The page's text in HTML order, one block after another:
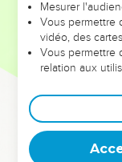
peuple (ch. 11) et
Israël sera *sauvé »
Les chapitres 12 à
les relations dans
l’Eglise (12.17 à
l’amour.
Mesurer
Vous permettre
vidéo, des
Vous permettre
relation aux